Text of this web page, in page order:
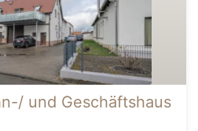
und Geschäftshaus